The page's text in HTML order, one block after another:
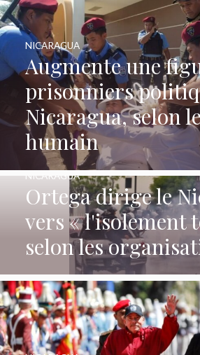
Augmente une
prisonniers
Nicaragua, selon
humain
NICARAGUA
Ortega dirige le
vers « l'isolement
selon les
NICARAGUA